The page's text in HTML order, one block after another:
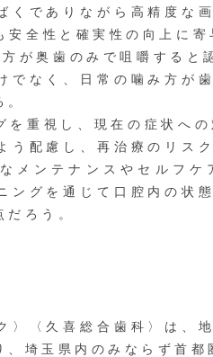
くでありながら高精度な
安全性と確実性の向上に
が奥歯のみで咀嚼する
でなく、日常の噛み方が
重視し、現在の症状へ
う配慮し、再治療のリス
メンテナンスやセルフ
ングを通じて口腔内の状
ろう。
〈久喜総合歯科〉は、
、埼玉県内のみならず首